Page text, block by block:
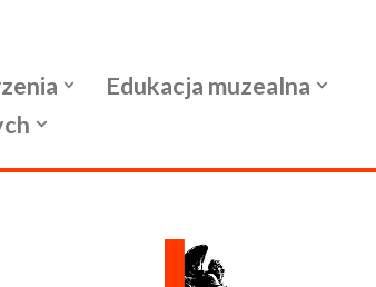
Edukacja muzealna